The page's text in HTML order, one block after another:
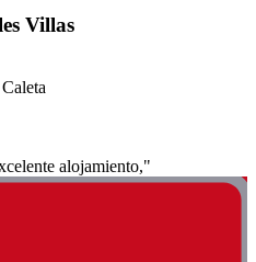
Villas
alojamiento,"